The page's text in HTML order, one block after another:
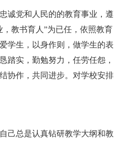
诚党和人民的的教育事业，遵
教书育人”为已任，依照教育
学生，以身作则，做学生的表
踏实，勤勉努力，任劳任怨，
协作，共同进步。对学校安排
己总是认真钻研教学大纲和教